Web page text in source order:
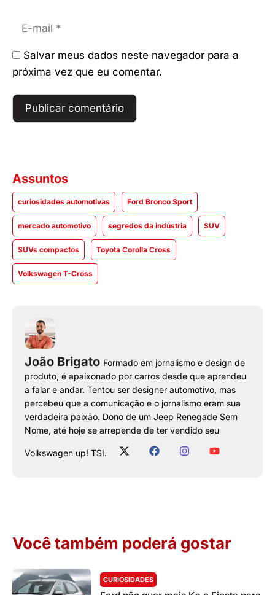
mail
Salvar meus dados neste navegador para a
próxima vez que eu comentar.
Assuntos
curiosidades automotivas Ford Bronco Sport
mercado automotivo segredos da indústria SUV
SUVs compactos Toyota Corolla Cross
Volkswagen T-Cross
João Brigato Formado em jornalismo e design de
produto, é apaixonado por carros desde que aprendeu
a falar e andar. Tentou ser designer automotivo, mas
percebeu que a comunicação e o jornalismo eram sua
verdadeira paixão. Dono de um Jeep Renegade Sem
Nome, até hoje se arrepende de ter vendido seu
Volkswagen up! TSI.
Você também poderá gostar
CURIOSIDADES